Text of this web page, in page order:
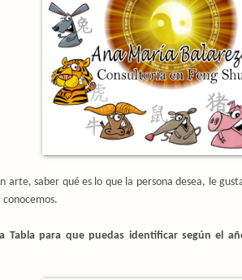
arte, saber qué es lo que la persona desea, le
conocemos.
Tabla para que puedas identificar según el